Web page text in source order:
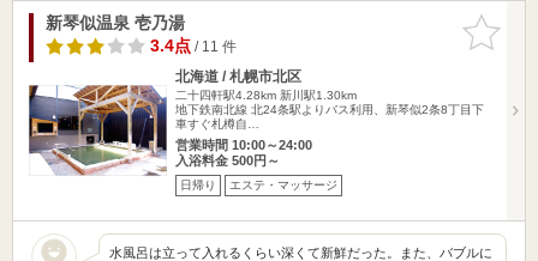
お気に入
りに追加
新琴似温泉 壱乃湯
3.4点/ 11 件
北海道 / 札幌市北区
二十四軒駅4.28km 新川駅1.30km
地下鉄南北線 北24条駅よりバス利用、新琴似2条8丁目下
車すぐ札樽自…
営業時間 10:00～24:00
入浴料金 500円～
日帰り エステ・マッサージ
水風呂は立って入れるくらい深くて新鮮だった。また、バブルに